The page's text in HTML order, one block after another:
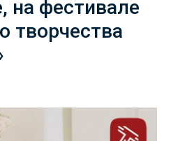
на фестивале
творчества